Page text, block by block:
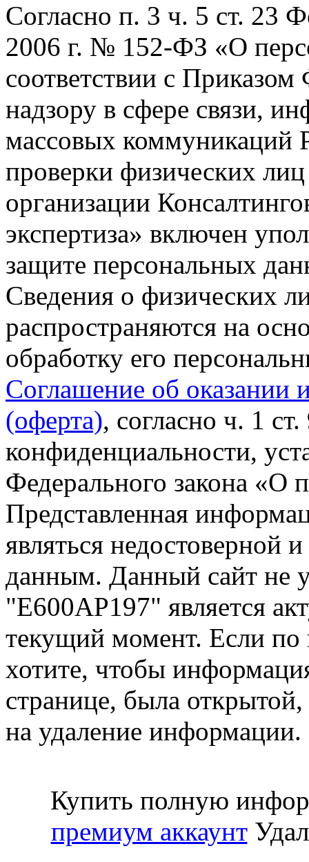
Согласно п. 3 ч. 5 ст. 23
2006 г. № 152-ФЗ «О
соответствии с
надзору в сфере связи,
массовых коммуникаций
проверки физических
организации
экспертиза» включен
защите персональных
Сведения о физических
распространяются на
обработку его
Соглашение об оказании
(оферта), согласно ч. 1
конфиденциальности,
Федерального закона «О
Представленная
являться недостоверной
данным. Данный сайт не
"Е600АР197" является
текущий момент. Если
хотите, чтобы
странице, была открытой,
на удаление информации.
Купить полную
премиум аккаунт